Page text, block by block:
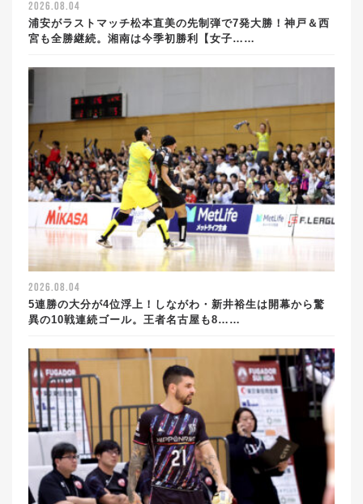
2026.08.04
浦安がラストマッチ松本直美の先制弾で7発大勝！神戸＆西
宮も全勝継続。湘南は今季初勝利【女子……
2026.08.04
5連勝の大分が4位浮上！しながわ・新井裕生は開幕から驚
異の10戦連続ゴール。王者名古屋も8……